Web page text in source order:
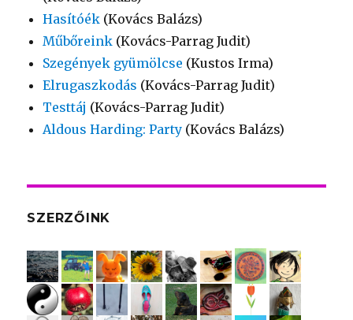
Hasítóék (Kovács Balázs)
Műbőreink (Kovács-Parrag Judit)
Szegények gyümölcse (Kustos Irma)
Elrugaszkodás (Kovács-Parrag Judit)
Testtáj (Kovács-Parrag Judit)
Aldous Harding: Party (Kovács Balázs)
SZERZŐINK